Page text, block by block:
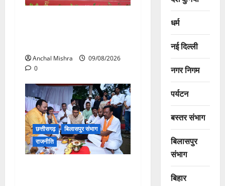
Anchal Mishra
09/08/2026
0
छत्तीसगढ़
बिलासपुर संभाग
राजनीति
धर्म
नई दिल्ली
नगर निगम
पर्यटन
बस्तर संभाग
बिलासपुर
संभाग
बिहार